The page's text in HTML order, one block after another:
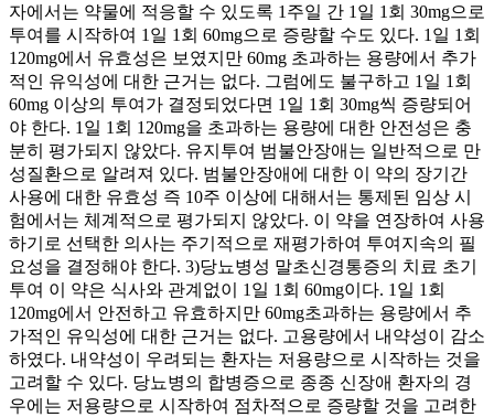
자에서는 약물에 적응할 수 있도록 1주일 간 1일 1회 30mg으로
투여를 시작하여 1일 1회 60mg으로 증량할 수도 있다. 1일 1회
120mg에서 유효성은 보였지만 60mg 초과하는 용량에서 추가
적인 유익성에 대한 근거는 없다. 그럼에도 불구하고 1일 1회
60mg 이상의 투여가 결정되었다면 1일 1회 30mg씩 증량되어
야 한다. 1일 1회 120mg을 초과하는 용량에 대한 안전성은 충
분히 평가되지 않았다. 유지투여 범불안장애는 일반적으로 만
성질환으로 알려져 있다. 범불안장애에 대한 이 약의 장기간
사용에 대한 유효성 즉 10주 이상에 대해서는 통제된 임상 시
험에서는 체계적으로 평가되지 않았다. 이 약을 연장하여 사용
하기로 선택한 의사는 주기적으로 재평가하여 투여지속의 필
요성을 결정해야 한다. 3)당뇨병성 말초신경통증의 치료 초기
투여 이 약은 식사와 관계없이 1일 1회 60mg이다. 1일 1회
120mg에서 안전하고 유효하지만 60mg초과하는 용량에서 추
가적인 유익성에 대한 근거는 없다. 고용량에서 내약성이 감소
하였다. 내약성이 우려되는 환자는 저용량으로 시작하는 것을
고려할 수 있다. 당뇨병의 합병증으로 종종 신장애 환자의 경
우에는 저용량으로 시작하여 점차적으로 증량할 것을 고려한